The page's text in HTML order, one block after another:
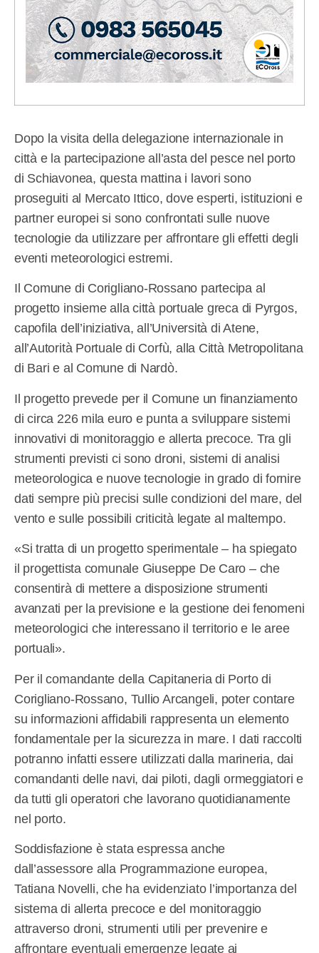
Dopo la visita della delegazione internazionale in
città e la partecipazione all’asta del pesce nel porto
di Schiavonea, questa mattina i lavori sono
proseguiti al Mercato Ittico, dove esperti, istituzioni e
partner europei si sono confrontati sulle nuove
tecnologie da utilizzare per affrontare gli effetti degli
eventi meteorologici estremi.
Il Comune di Corigliano-Rossano partecipa al
progetto insieme alla città portuale greca di Pyrgos,
capofila dell’iniziativa, all’Università di Atene,
all’Autorità Portuale di Corfù, alla Città Metropolitana
di Bari e al Comune di Nardò.
Il progetto prevede per il Comune un finanziamento
di circa 226 mila euro e punta a sviluppare sistemi
innovativi di monitoraggio e allerta precoce. Tra gli
strumenti previsti ci sono droni, sistemi di analisi
meteorologica e nuove tecnologie in grado di fornire
dati sempre più precisi sulle condizioni del mare, del
vento e sulle possibili criticità legate al maltempo.
«Si tratta di un progetto sperimentale – ha spiegato
il progettista comunale Giuseppe De Caro – che
consentirà di mettere a disposizione strumenti
avanzati per la previsione e la gestione dei fenomeni
meteorologici che interessano il territorio e le aree
portuali».
Per il comandante della Capitaneria di Porto di
Corigliano-Rossano, Tullio Arcangeli, poter contare
su informazioni affidabili rappresenta un elemento
fondamentale per la sicurezza in mare. I dati raccolti
potranno infatti essere utilizzati dalla marineria, dai
comandanti delle navi, dai piloti, dagli ormeggiatori e
da tutti gli operatori che lavorano quotidianamente
nel porto.
Soddisfazione è stata espressa anche
dall’assessore alla Programmazione europea,
Tatiana Novelli, che ha evidenziato l’importanza del
sistema di allerta precoce e del monitoraggio
attraverso droni, strumenti utili per prevenire e
affrontare eventuali emergenze legate ai